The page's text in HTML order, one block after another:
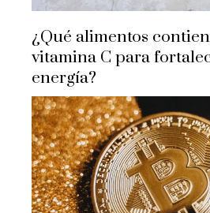
¿Qué alimentos
vitamina C para
energía?